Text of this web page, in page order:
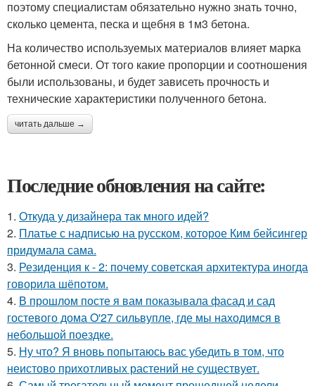
поэтому специалистам обязательно нужно знать точно,
сколько цемента, песка и щебня в 1м3 бетона.
На количество используемых материалов влияет марка
бетонной смеси. От того какие пропорции и соотношения
были использованы, и будет зависеть прочность и
технические характеристики полученного бетона.
читать дальше →
Последние обновления на сайте:
1. Откуда у дизайнера так много идей?
2. Платье с надписью на русском, которое Ким бейсингер
придумала сама.
3. Резиденция к - 2: почему советская архитектура иногда
говорила шёпотом.
4. В прошлом посте я вам показывала фасад и сад
гостевого дома O'27 сильвупле, где мы находимся в
небольшой поездке.
5. Ну что? Я вновь попытаюсь вас убедить в том, что
неистово прихотливых растений не существует.